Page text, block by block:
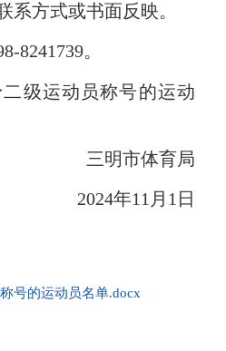
系方式或书面反映。
。
运动员称号的运动
三明市体育局
2024年11月1日
号的运动员名单.docx